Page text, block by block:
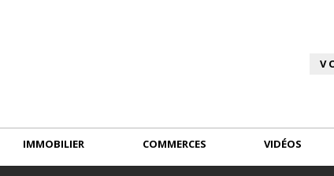
IMMOBILIER COMMERCES VIDÉOS